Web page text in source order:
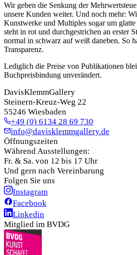
Wir geben die Senkung der
unsere Kunden weiter. Und noch mehr:
Kunstwerke und Multiples sogar um
steht in rot und durchgestrichen an erster
normal in schwarz auf weiß daneben. So
Transparenz.
Lediglich die Preise von Publikationen
Buchpreisbindung unverändert.
DavisKlemmGallery
Steinern-Kreuz-Weg 22
55246 Wiesbaden
+49 (0) 6134 28 69 730
info@davisklemmgallery.de
Öffnungszeiten
Während Ausstellungen:
Fr. & Sa. von 12 bis 17 Uhr
Und gern nach Vereinbarung
Folgen Sie uns
Instagram
Facebook
Linkedin
Mitglied im BVDG